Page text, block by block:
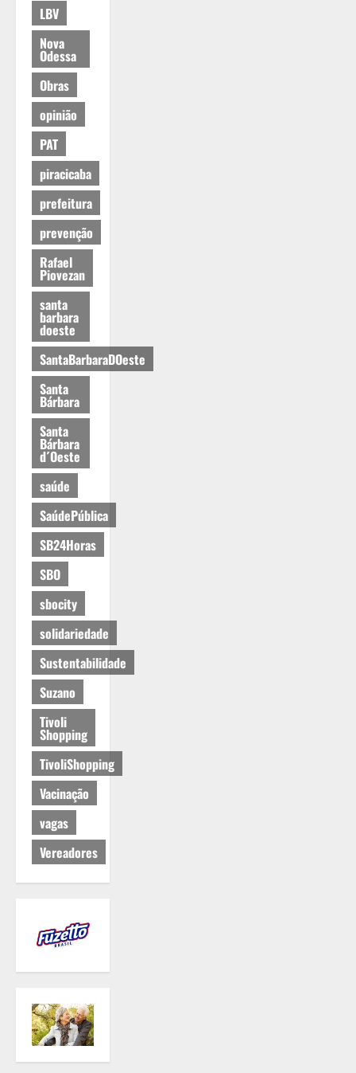
LBV
Nova
Odessa
Obras
opinião
PAT
piracicaba
prefeitura
prevenção
Rafael
Piovezan
santa
barbara
doeste
SantaBarbaraDOeste
Santa
Bárbara
Santa
Bárbara
d´Oeste
saúde
SaúdePública
SB24Horas
SBO
sbocity
solidariedade
Sustentabilidade
Suzano
Tivoli
Shopping
TivoliShopping
Vacinação
vagas
Vereadores